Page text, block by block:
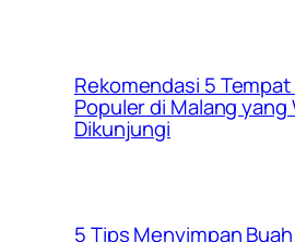
Rekomendasi 5 Tempat
Populer di Malang yang
Dikunjungi
5 Tips Menyimpan